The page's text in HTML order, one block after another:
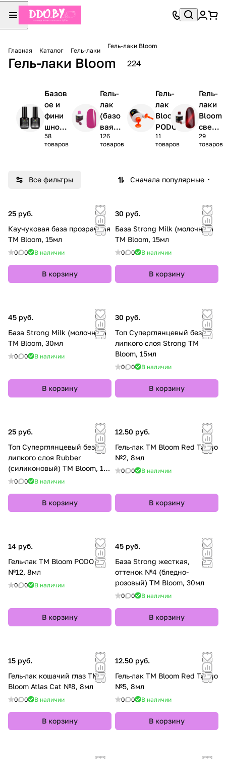
Главная Каталог Гель-лаки
Гель-лаки Bloom
Гель-лаки Bloom 224
Базов
ое и
фини
шное
покры
тие
58
товаров
Гель-
лак
(базо
вая
колле
кция)
126
товаров
Гель-
лак
Bloom
PODO
11
товаров
Гель-
лаки
Bloom
свето
отраж
ающи
ий
29
товаров
Все фильтры Сначала популярные
25 руб.
Каучуковая база прозрачная
TM Bloom, 15мл
0 0 В наличии
В корзину
30 руб.
База Strong Milk (молочная)
TM Bloom, 15мл
0 0 В наличии
В корзину
45 руб.
База Strong Milk (молочная)
TM Bloom, 30мл
0 0 В наличии
В корзину
30 руб.
Топ Суперглянцевый без
липкого слоя Strong TM
Bloom, 15мл
0 0 В наличии
В корзину
25 руб.
Топ Суперглянцевый без
липкого слоя Rubber
(силиконовый) TM Bloom, 15
мл
0 0 В наличии
В корзину
12.50 руб.
Гель-лак TM Bloom Red Tango
№2, 8мл
0 0 В наличии
В корзину
14 руб.
Гель-лак TM Bloom PODO
№12, 8мл
0 0 В наличии
В корзину
45 руб.
База Strong жесткая,
оттенок №4 (бледно-
розовый) TM Bloom, 30мл
0 0 В наличии
В корзину
15 руб.
Гель-лак кошачий глаз TM
Bloom Atlas Cat №8, 8мл
0 0 В наличии
В корзину
12.50 руб.
Гель-лак TM Bloom Red Tango
№5, 8мл
0 0 В наличии
В корзину